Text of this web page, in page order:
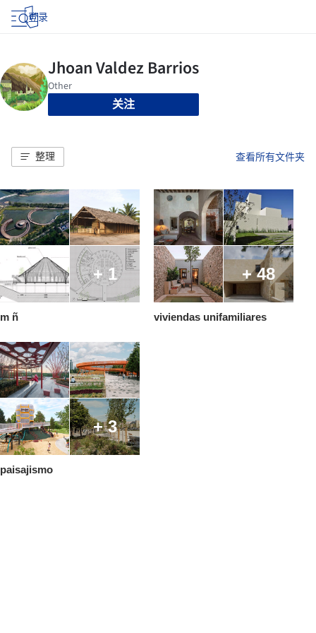
登录
关注
整理 查看所有文件夹
+ 1
m ñ
+ 48
viviendas unifamiliares
+ 3
paisajismo